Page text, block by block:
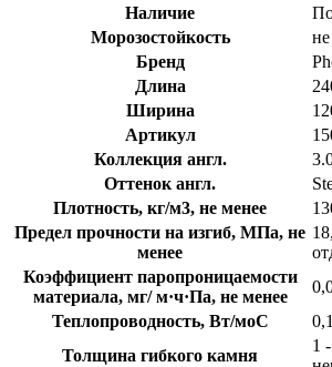
Наличие
Морозостойкость
Бренд
Длина
Ширина
Артикул
Коллекция англ.
Оттенок англ.
Плотность, кг/м3, не менее
Предел прочности на изгиб, МПа, не
менее
Коэффициент паропроницаемости
материала, мг/ м·ч·Па, не менее
Теплопроводность, Вт/моС
Толщина гибкого камня
1